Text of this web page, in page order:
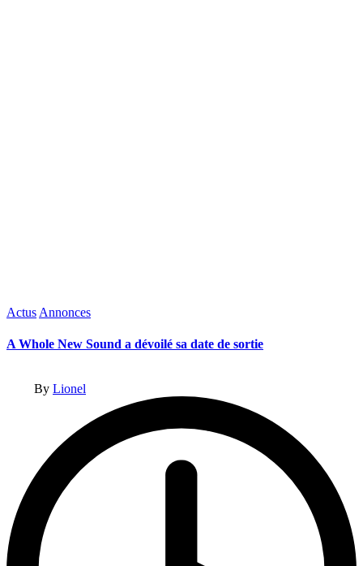
Posted
Actus Annonces
A Whole New Sound a dévoilé sa date de sortie
By Lionel